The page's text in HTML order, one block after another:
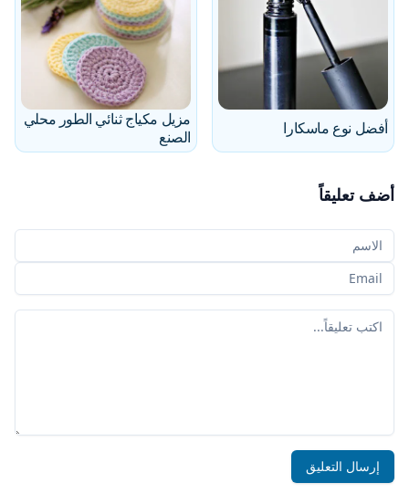
أفضل نوع ماسكارا
مزيل مكياج ثنائي الطور محلي
الصنع
أضف تعليقاً
اسمك
بريدك الإلكتروني
تعليقك
إرسال التعليق